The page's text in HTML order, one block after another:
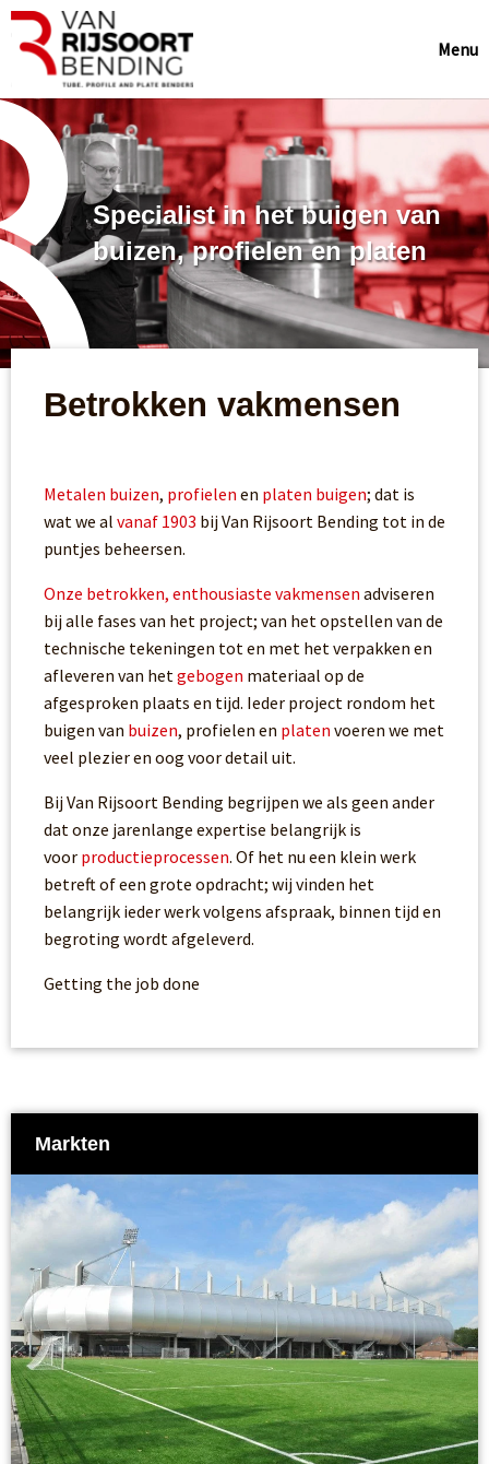
Menu
Specialist in het buigen van
buizen, profielen en platen
Betrokken vakmensen
Metalen buizen, profielen en platen buigen; dat is
wat we al vanaf 1903 bij Van Rijsoort Bending tot in de
puntjes beheersen.
Onze betrokken, enthousiaste vakmensen adviseren
bij alle fases van het project; van het opstellen van de
technische tekeningen tot en met het verpakken en
afleveren van hetgebogen materiaal op de
afgesproken plaats en tijd. Ieder project rondom het
buigen van buizen, profielen en platen voeren we met
veel plezier en oog voor detail uit.
Bij Van Rijsoort Bending begrijpen we als geen ander
dat onze jarenlange expertise belangrijk is
voor productieprocessen. Of het nu een klein werk
betreft of een grote opdracht; wij vinden het
belangrijk ieder werk volgens afspraak, binnen tijd en
begroting wordt afgeleverd.
Getting the job done
Markten